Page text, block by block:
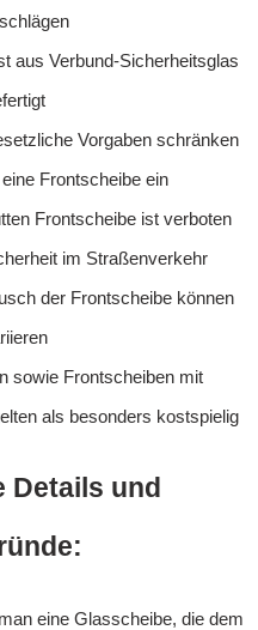
aus Verbund-Sicherheitsglas
Vorgaben schränken
Frontscheibe ein
Frontscheibe ist verboten
im Straßenverkehr
der Frontscheibe können
sowie Frontscheiben mit
als besonders kostspielig
Details und
eine Glasscheibe, die dem